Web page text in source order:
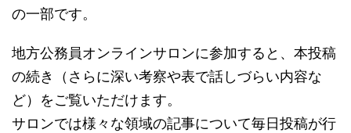
の一部です。
地方公務員オンラインサロンに参加すると、本投稿
の続き（さらに深い考察や表で話しづらい内容な
ど）をご覧いただけます。
サロンでは様々な領域の記事について毎日投稿が行